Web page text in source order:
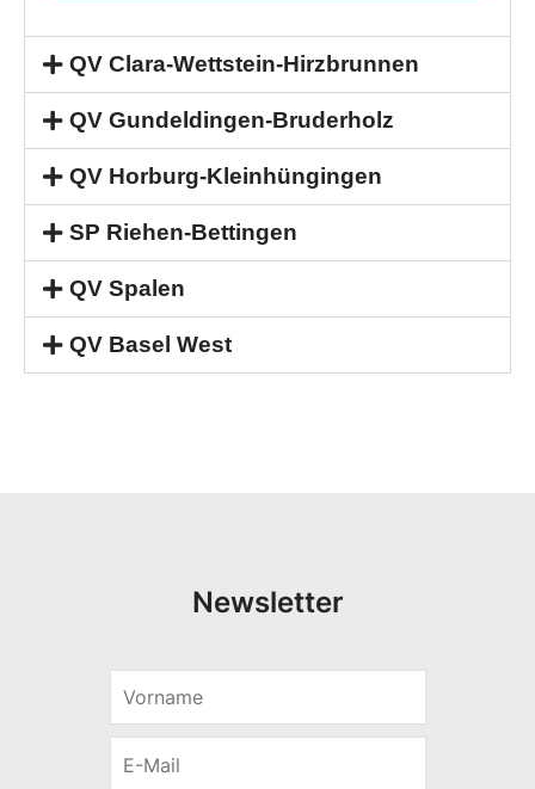
QV Clara-Wettstein-Hirzbrunnen
QV Gundeldingen-Bruderholz
QV Horburg-Kleinhüngingen
SP Riehen-Bettingen
QV Spalen
QV Basel West
Newsletter
r
M